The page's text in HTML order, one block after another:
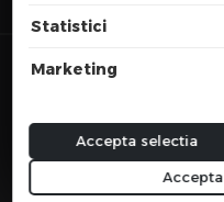
webdesign by
Statistici
Marketing
Accepta selectia